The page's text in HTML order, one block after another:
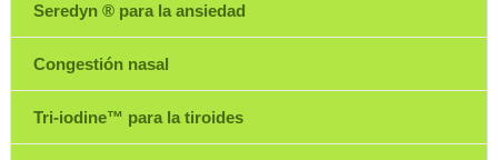
Seredyn ® para la ansiedad
Congestión nasal
Tri-iodine™ para la tiroides